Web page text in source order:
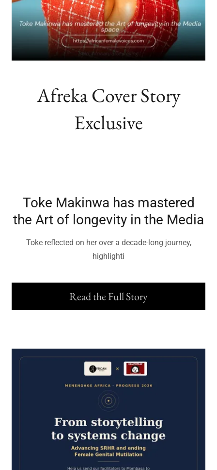
Afreka Cover Story
Exclusive
Toke Makinwa has mastered
the Art of longevity in the Media
Toke reflected on her over a decade-long journey,
highlighti
Read the Full Story